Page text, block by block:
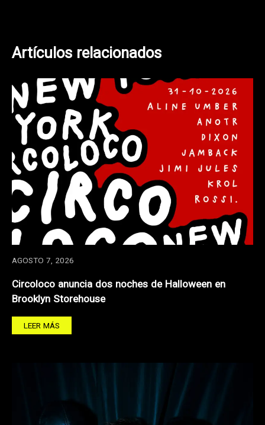
Artículos relacionados
AGOSTO 7, 2026
Circoloco anuncia dos noches de Halloween en
Brooklyn Storehouse
LEER MÁS